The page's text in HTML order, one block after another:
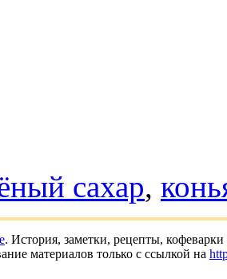
сахар,
. История, заметки, рецепты,
материалов только с ссылкой на